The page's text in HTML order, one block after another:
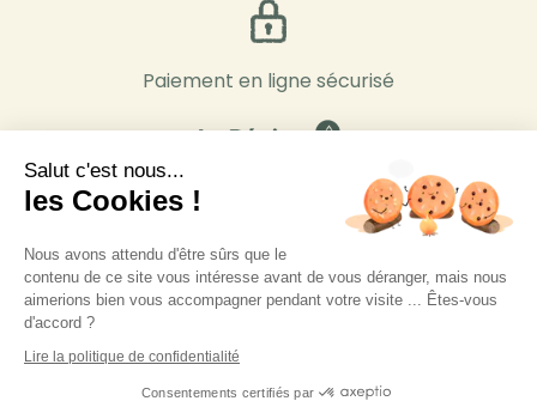
Paiement en ligne sécurisé
Salut c'est nous...
les Cookies !
Nous avons attendu d'être sûrs que le
contenu de ce site vous intéresse avant de vous déranger, mais nous
aimerions bien vous accompagner pendant votre visite ... Êtes-vous
d'accord ?
Lire la politique de confidentialité
Consentements certifiés par